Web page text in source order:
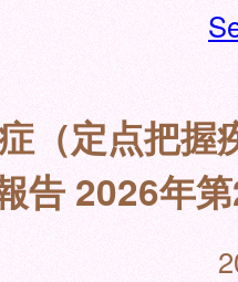
（定点把握
告 2026年